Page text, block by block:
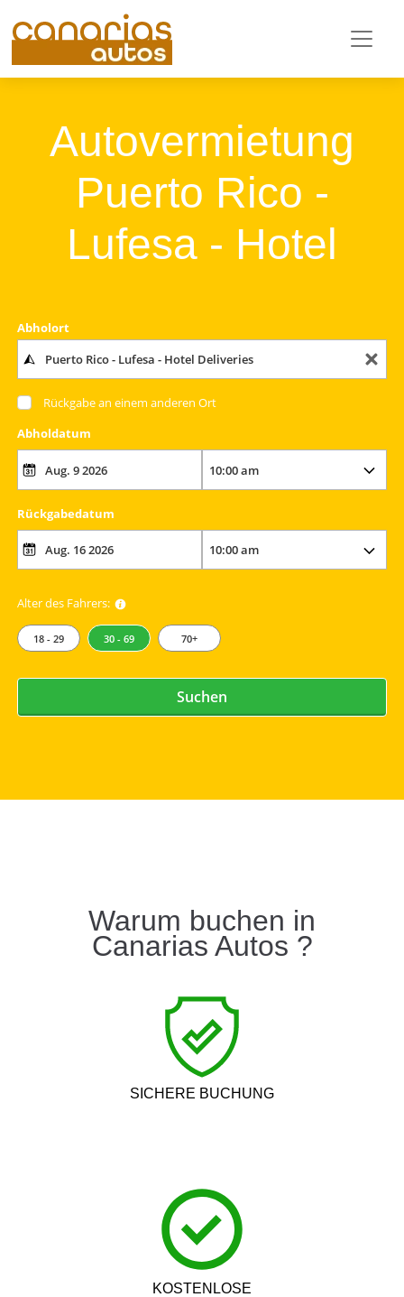
Autovermietung
Puerto Rico -
Lufesa - Hotel
Abholort
Rückgabe an einem anderen Ort
Abholdatum
Rückgabedatum
Alter des Fahrers:
18 - 29 30 - 69 70+
Suchen
Warum buchen in
Canarias Autos ?
SICHERE BUCHUNG
KOSTENLOSE